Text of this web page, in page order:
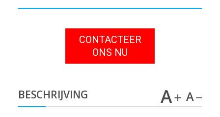
CONTACTEER
ONS NU
BESCHRIJVING